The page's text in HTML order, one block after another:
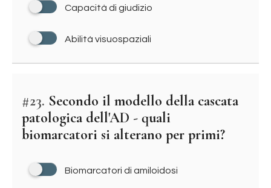
Capacità di giudizio
Abilità visuospaziali
#23. Secondo il modello della cascata
patologica dell'AD - quali
biomarcatori si alterano per primi?
Biomarcatori di amiloidosi